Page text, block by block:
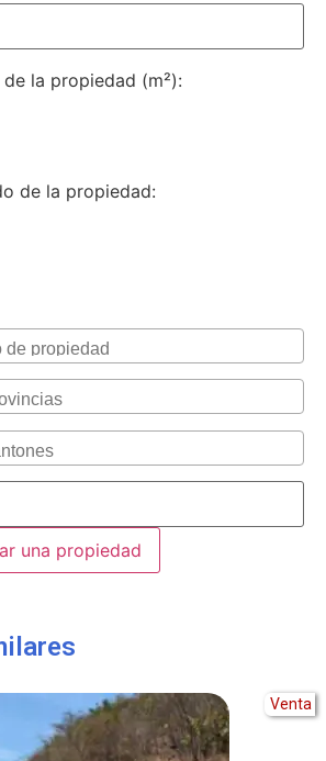
la propiedad (m²):
de la propiedad:
Venta